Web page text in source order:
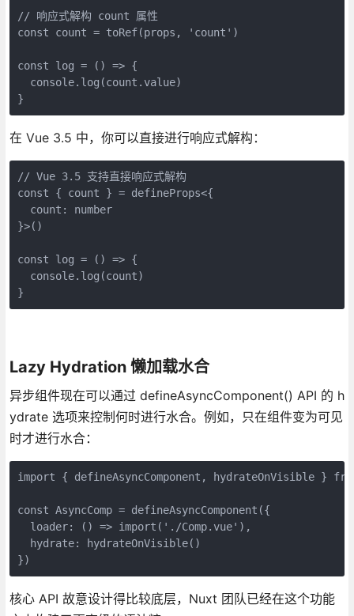
// 响应式解构 count 属性
const count = toRef(props, 'count')
const log = () => {
  console.log(count.value)
}
在 Vue 3.5 中，你可以直接进行响应式解构：
// Vue 3.5 支持直接响应式解构
const { count } = defineProps<{
  count: number
}>()
const log = () => {
  console.log(count)
}
Lazy Hydration 懒加载水合
异步组件现在可以通过 defineAsyncComponent() API 的 h
ydrate 选项来控制何时进行水合。例如，只在组件变为可见
时才进行水合：
import { defineAsyncComponent, hydrateOnVisible }
const AsyncComp = defineAsyncComponent({
  loader: () => import('./Comp.vue'),
  hydrate: hydrateOnVisible()
})
核心 API 故意设计得比较底层，Nuxt 团队已经在这个功能